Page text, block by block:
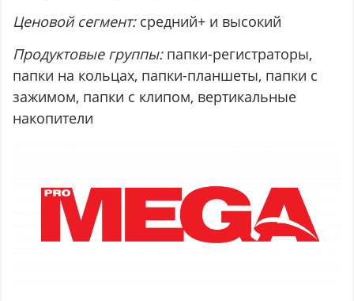
Ценовой сегмент:средний+ и высокий
Продуктовые группы: папки-регистраторы,
папки на кольцах, папки-планшеты, папки с
зажимом, папки с клипом, вертикальные
накопители